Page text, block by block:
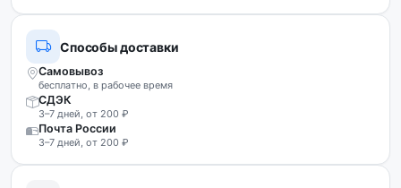
Способы доставки
Самовывоз
бесплатно, в рабочее время
СДЭК
3–7 дней, от 200 ₽
Почта России
3–7 дней, от 200 ₽